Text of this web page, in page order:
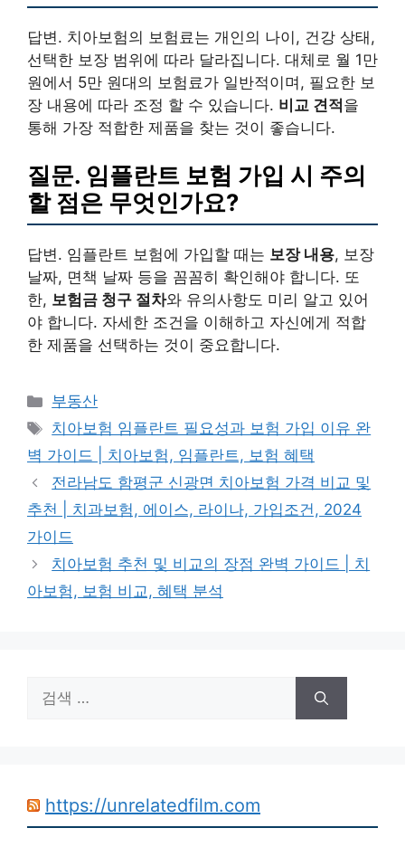
답변. 치아보험의 보험료는 개인의 나이, 건강 상태,
선택한 보장 범위에 따라 달라집니다. 대체로 월 1만
원에서 5만 원대의 보험료가 일반적이며, 필요한 보
장 내용에 따라 조정 할 수 있습니다. 비교 견적을
통해 가장 적합한 제품을 찾는 것이 좋습니다.
질문. 임플란트 보험 가입 시 주의
할 점은 무엇인가요?
답변. 임플란트 보험에 가입할 때는 보장 내용, 보장
날짜, 면책 날짜 등을 꼼꼼히 확인해야 합니다. 또
한, 보험금 청구 절차와 유의사항도 미리 알고 있어
야 합니다. 자세한 조건을 이해하고 자신에게 적합
한 제품을 선택하는 것이 중요합니다.
카
테
리
부동산
태
그
치아보험 임플란트 필요성과 보험 가입 이유 완
벽 가이드 | 치아보험, 임플란트, 보험 혜택
전라남도 함평군 신광면 치아보험 가격 비교 및
추천 | 치과보험, 에이스, 라이나, 가입조건, 2024
가이드
치아보험 추천 및 비교의 장점 완벽 가이드 | 치
아보험, 보험 비교, 혜택 분석
색:
https://unrelatedfilm.com